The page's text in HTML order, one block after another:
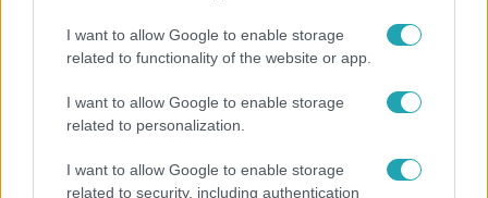
I want to allow Google to enable storage
related to functionality of the website or app.
I want to allow Google to enable storage
related to personalization.
I want to allow Google to enable storage
related to security, including authentication
A fiataloknak üzent Majka: „Hagyjátok ezt abba,